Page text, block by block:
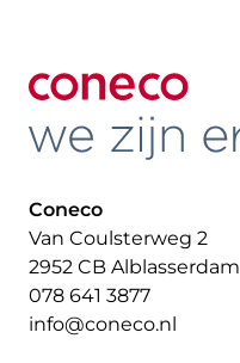
Coneco
Van Coulsterweg 2
2952 CB Alblasserdam
078 641 3877
info@coneco.nl